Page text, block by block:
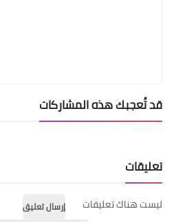
قد تُعجبك هذه المشاركات
تعليقات
ليست هناك تعليقات
إرسال تعليق